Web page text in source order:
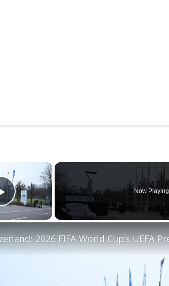
×
Play Video
Now Playing